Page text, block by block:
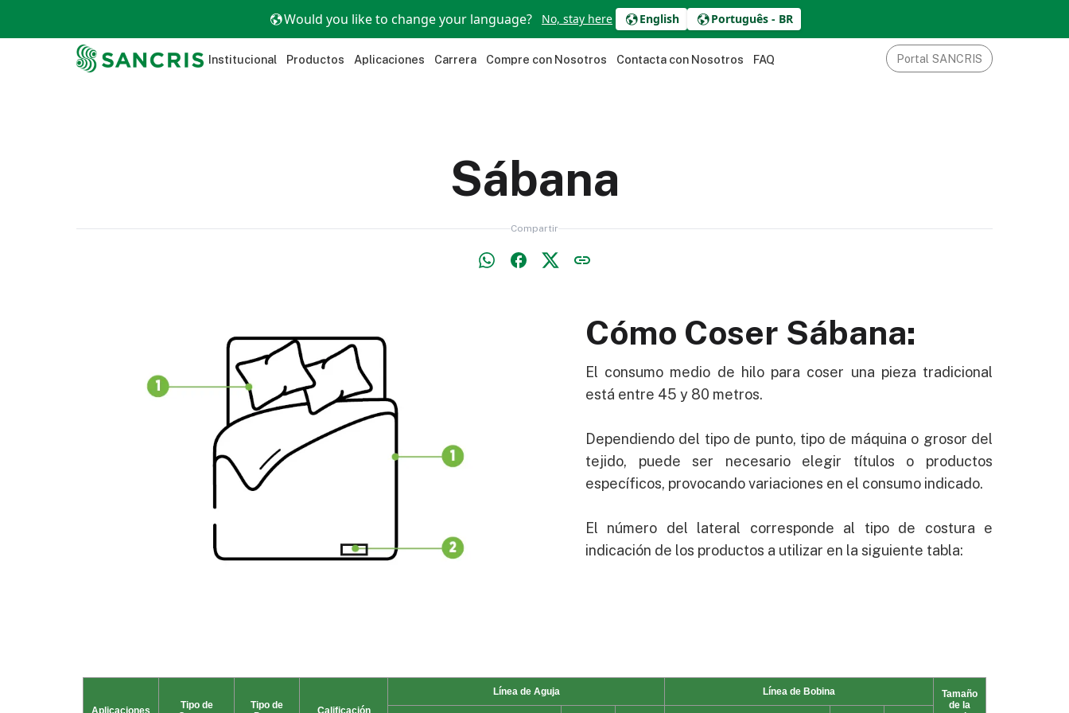
Would you like to change your language? No, stay here English Português - BR
Institucional Productos Aplicaciones Carrera Compre con Nosotros Contacta con Nosotros FAQ Portal SANCRIS
Sábana
Compartir
Cómo Coser Sábana:
El consumo medio de hilo para coser una pieza tradicional
está entre 45 y 80 metros.
Dependiendo del tipo de punto, tipo de máquina o grosor del
tejido, puede ser necesario elegir títulos o productos
específicos, provocando variaciones en el consumo indicado.
El número del lateral corresponde al tipo de costura e
indicación de los productos a utilizar en la siguiente tabla: